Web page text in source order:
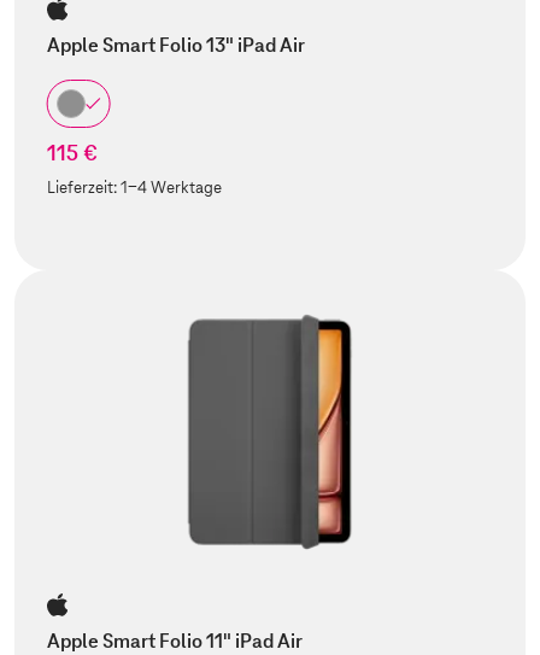
Apple Smart Folio 13" iPad Air
115 €
Lieferzeit:1-4 Werktage
Apple Smart Folio 11" iPad Air